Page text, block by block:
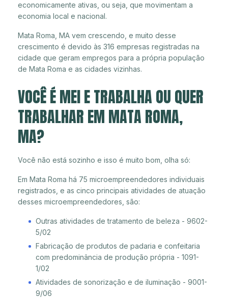
economicamente ativas, ou seja, que movimentam a
economia local e nacional.
Mata Roma, MA vem crescendo, e muito desse
crescimento é devido às 316 empresas registradas na
cidade que geram empregos para a própria população
de Mata Roma e as cidades vizinhas.
VOCÊ É MEI E TRABALHA OU QUER
TRABALHAR EM MATA ROMA,
MA?
Você não está sozinho e isso é muito bom, olha só:
Em Mata Roma há 75 microempreendedores individuais
registrados, e as cinco principais atividades de atuação
desses microempreendedores, são:
Outras atividades de tratamento de beleza - 9602-
5/02
Fabricação de produtos de padaria e confeitaria
com predominância de produção própria - 1091-
1/02
Atividades de sonorização e de iluminação - 9001-
9/06